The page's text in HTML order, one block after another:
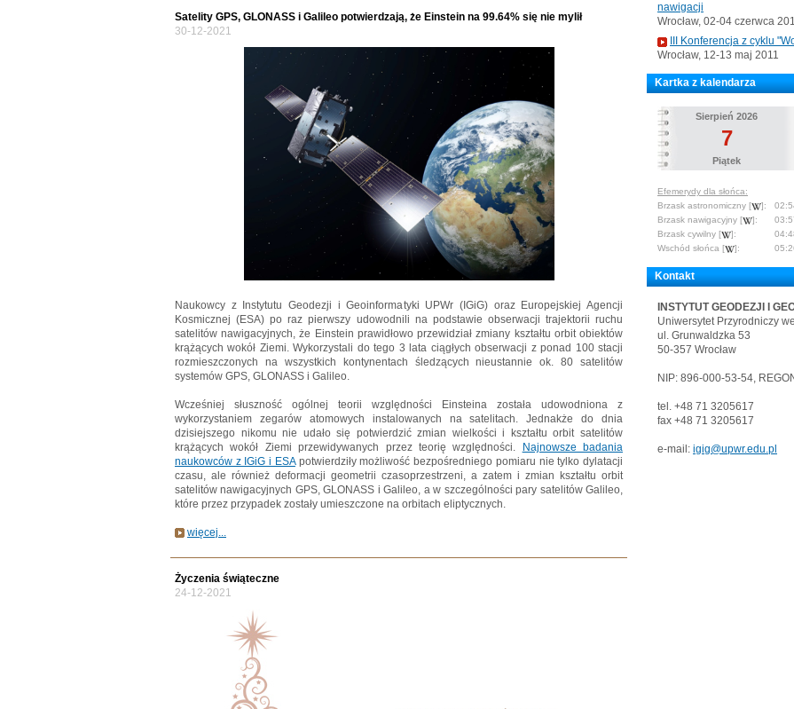
Satelity GPS, GLONASS i Galileo potwierdzają, że Einstein na 99.64% się nie mylił
30-12-2021
Naukowcy z Instytutu Geodezji i Geoinformatyki UPWr (IGiG) oraz Europejskiej Agencji
Kosmicznej (ESA) po raz pierwszy udowodnili na podstawie obserwacji trajektorii ruchu
satelitów nawigacyjnych, że Einstein prawidłowo przewidział zmiany kształtu orbit obiektów
krążących wokół Ziemi. Wykorzystali do tego 3 lata ciągłych obserwacji z ponad 100 stacji
rozmieszczonych na wszystkich kontynentach śledzących nieustannie ok. 80 satelitów
systemów GPS, GLONASS i Galileo.
Wcześniej słuszność ogólnej teorii względności Einsteina została udowodniona z
wykorzystaniem zegarów atomowych instalowanych na satelitach. Jednakże do dnia
dzisiejszego nikomu nie udało się potwierdzić zmian wielkości i kształtu orbit satelitów
krążących wokół Ziemi przewidywanych przez teorię względności. Najnowsze badania
naukowców z IGiG i ESApotwierdziły możliwość bezpośredniego pomiaru nie tylko dylatacji
czasu, ale również deformacji geometrii czasoprzestrzeni, a zatem i zmian kształtu orbit
satelitów nawigacyjnych GPS, GLONASS i Galileo, a w szczególności pary satelitów Galileo,
które przez przypadek zostały umieszczone na orbitach eliptycznych.
więcej...
Życzenia świąteczne
24-12-2021
nawigacji
Wrocław, 02-04 czerwca
III Konferencja z cyklu
Wrocław, 12-13 maj 2011
Kartka z kalendarza
Sierpień 2026
7
Piątek
Efemerydy dla słońca:
Brzask astronomiczny [
]:
Brzask nawigacyjny [
]:
Brzask cywilny [
]:
Wschód słońca [
]:
Kontakt
INSTYTUT GEODEZJI I
Uniwersytet Przyrodniczy
ul. Grunwaldzka 53
50-357 Wrocław
NIP: 896-000-53-54,
tel. +48 71 3205617
fax +48 71 3205617
e-mail: igig@upwr.edu.pl